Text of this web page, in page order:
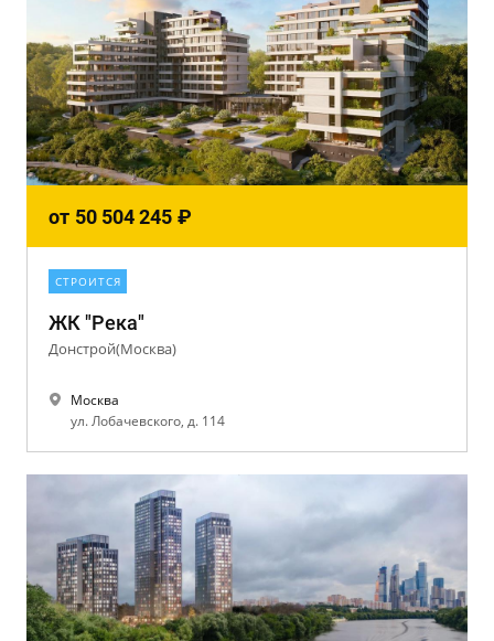
от 50 504 245 ₽
СТРОИТСЯ
ЖК "Река"
Донстрой(Москва)
Москва
ул. Лобачевского, д. 114